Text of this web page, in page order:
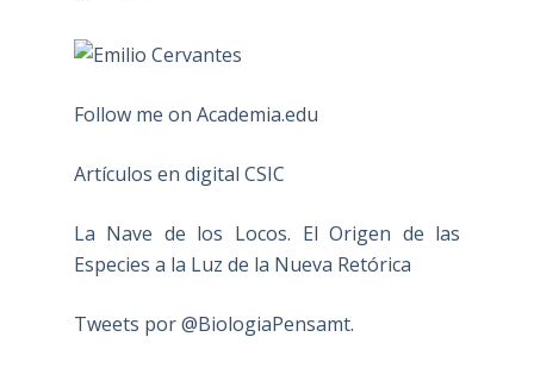
Follow me on Academia.edu
Artículos en digital CSIC
La Nave de los Locos. El Origen de las
Especies a la Luz de la Nueva Retórica
Tweets por @BiologiaPensamt.